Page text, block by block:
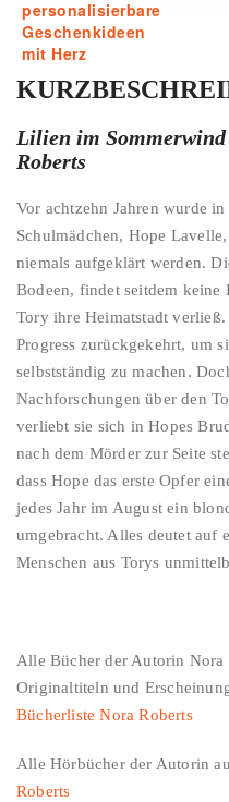
Lilien im
Roberts
Vor achtzehn Jahren wurde
Schulmädchen, Hope
niemals aufgeklärt werden.
Bodeen, findet seitdem keine
Tory ihre Heimatstadt
Progress zurückgekehrt, um
selbstständig zu machen.
Nachforschungen über den
verliebt sie sich in Hopes
nach dem Mörder zur Seite
dass Hope das erste Opfer
jedes Jahr im August ein
umgebracht. Alles deutet auf
Menschen aus Torys
Alle Bücher der Autorin Nora
Originaltiteln und
Bücherliste Nora Roberts
Alle Hörbücher der Autorin
Roberts